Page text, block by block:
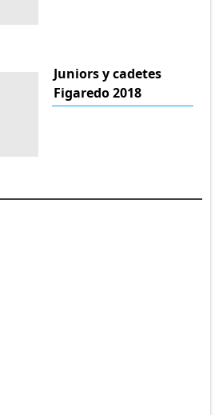
Juniors y cadetes
Figaredo 2018